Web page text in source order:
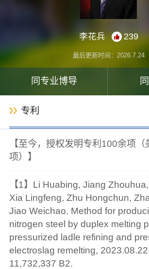
李花兵 239
最后更新时间： 2026 7 24
同专业博导
专利
【至今，授权发明专利100余项（
项）】
【1】Li Huabing, Jiang
Xia Lingfeng, Zhu Hongchun,
Jiao Weichao. Method for
nitrogen steel by duplex melting
pressurized ladle refining and
electroslag remelting,
11,732,337 B2.